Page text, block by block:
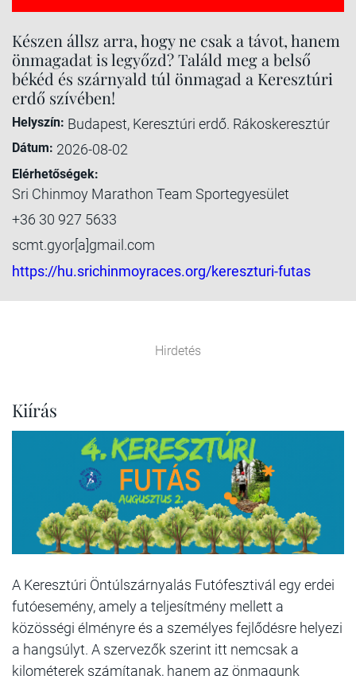
Készen állsz arra, hogy ne csak a távot, hanem
önmagadat is legyőzd? Találd meg a belső
békéd és szárnyald túl önmagad a Keresztúri
erdő szívében!
Helyszín: Budapest, Keresztúri erdő. Rákoskeresztúr
Dátum: 2026-08-02
Elérhetőségek:
Sri Chinmoy Marathon Team Sportegyesület
+36 30 927 5633
scmt.gyor[a]gmail.com
https://hu.srichinmoyraces.org/kereszturi-futas
Hirdetés
Kiírás
A Keresztúri Öntúlszárnyalás Futófesztivál egy erdei
futóesemény, amely a teljesítmény mellett a
közösségi élményre és a személyes fejlődésre helyezi
a hangsúlyt. A szervezők szerint itt nemcsak a
kilométerek számítanak, hanem az önmagunk